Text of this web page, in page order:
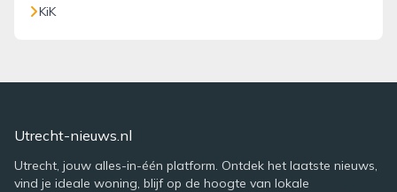
KiK
Utrecht-nieuws.nl
Utrecht, jouw alles-in-één platform. Ontdek het laatste nieuws,
vind je ideale woning, blijf op de hoogte van lokale